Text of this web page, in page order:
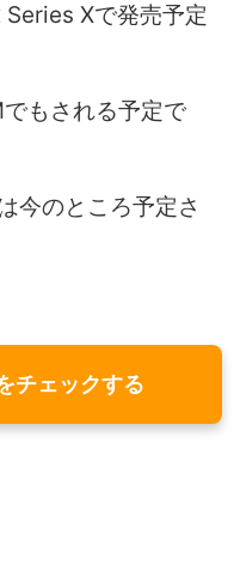
Xで発売予定
もされる予定で
今のところ予定さ
チェックする